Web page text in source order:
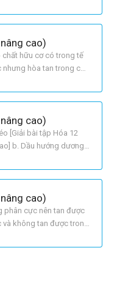
cao)
chất hữu cơ có trong tế
hòa tan trong các
loại lipit : là trieste của
cao)
[Giải bài tập Hóa 12
b. Dầu hướng dương
cao)
phân cực nên tan được
không tan được trong
gốc axit béo no cao